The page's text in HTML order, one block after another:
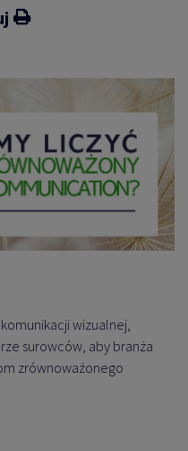
wizualnej,
surowców, aby branża
zrównoważonego